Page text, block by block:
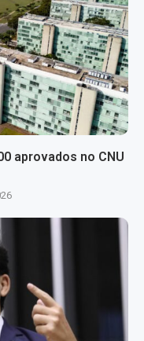
aprovados no CNU